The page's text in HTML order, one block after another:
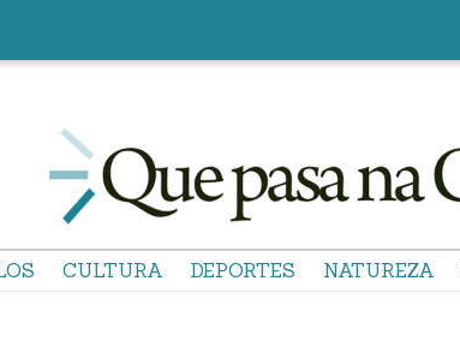
CULTURA DEPORTES NATUREZA